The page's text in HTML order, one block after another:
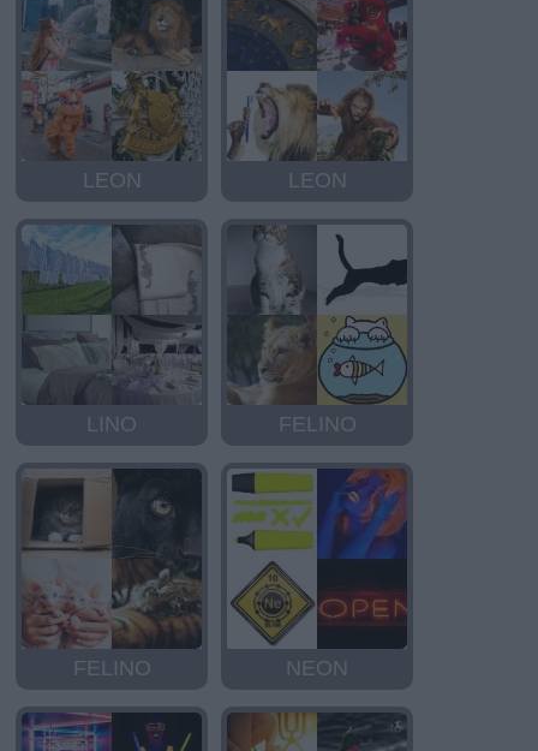
LEON LEON
LINO FELINO
FELINO NEON